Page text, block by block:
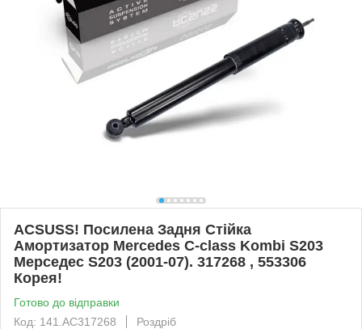
ACSUSS! Посилена Задня Стійка
Амортизатор Mercedes C-class Kombi S203
Мерседес S203 (2001-07). 317268 , 553306
Корея!
Готово до відправки
Код: 141.AC317268
Роздріб